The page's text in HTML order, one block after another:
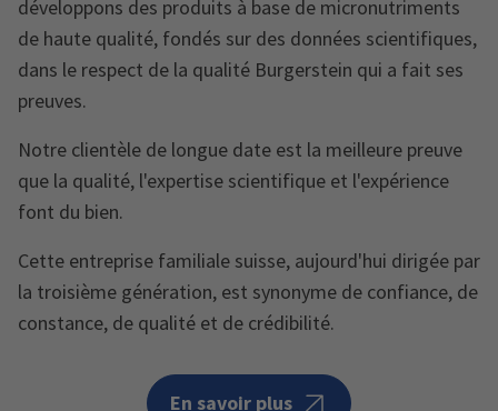
développons des produits à base de micronutriments
de haute qualité, fondés sur des données scientifiques,
dans le respect de la qualité Burgerstein qui a fait ses
preuves.
Notre clientèle de longue date est la meilleure preuve
que la qualité, l'expertise scientifique et l'expérience
font du bien.
Cette entreprise familiale suisse, aujourd'hui dirigée par
la troisième génération, est synonyme de confiance, de
constance, de qualité et de crédibilité.
En savoir plus